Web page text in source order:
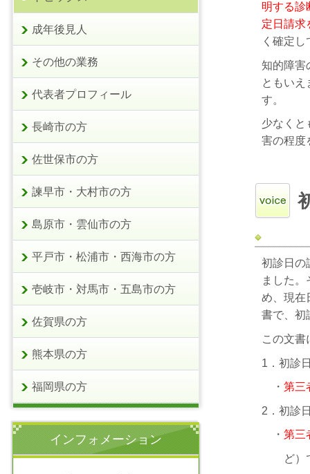
明する診
定日請求
く確定
知的障害
ともいえ
す。
少なくと
害の程度
初診日の
ました
め、現在
書で、初
この文書
1．初診
・ 第三
2．初診
・ 第三
ど）
成年後見人
その他の業務
代表者プロフィール
長崎市の方
佐世保市の方
諫早市・大村市の方
島原市・雲仙市の方
平戸市・松浦市・西海市の方
壱岐市・対馬市・五島市の方
佐賀県の方
熊本県の方
福岡県の方
インフォメーション